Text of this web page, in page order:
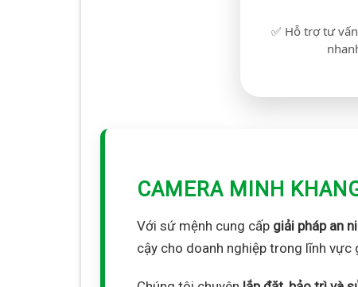
✅ Hỗ trợ tư
CAMERA MINH
Với sứ mệnh cung cấp giải pháp an
cậy cho doanh nghiệp trong lĩnh vực